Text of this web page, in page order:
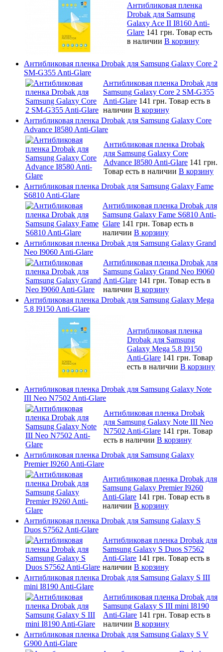
Антибликовая пленка
Drobak для Samsung
Galaxy Ace II I8160 Anti-
Glare 141 грн. Товар есть
в наличии В корзину
Антибликовая пленка Drobak для Samsung Galaxy Core 2
SM-G355 Anti-Glare
Антибликовая пленка Drobak для
Samsung Galaxy Core 2 SM-G355
Anti-Glare 141 грн. Товар есть в
наличии В корзину
Антибликовая пленка Drobak для Samsung Galaxy Core
Advance I8580 Anti-Glare
Антибликовая пленка Drobak
для Samsung Galaxy Core
Advance I8580 Anti-Glare 141 грн.
Товар есть в наличии В корзину
Антибликовая пленка Drobak для Samsung Galaxy Fame
S6810 Anti-Glare
Антибликовая пленка Drobak для
Samsung Galaxy Fame S6810 Anti-
Glare 141 грн. Товар есть в
наличии В корзину
Антибликовая пленка Drobak для Samsung Galaxy Grand
Neo I9060 Anti-Glare
Антибликовая пленка Drobak для
Samsung Galaxy Grand Neo I9060
Anti-Glare 141 грн. Товар есть в
наличии В корзину
Антибликовая пленка Drobak для Samsung Galaxy Mega
5.8 I9150 Anti-Glare
Антибликовая пленка
Drobak для Samsung
Galaxy Mega 5.8 I9150
Anti-Glare 141 грн. Товар
есть в наличии В корзину
Антибликовая пленка Drobak для Samsung Galaxy Note
III Neo N7502 Anti-Glare
Антибликовая пленка Drobak
для Samsung Galaxy Note III Neo
N7502 Anti-Glare 141 грн. Товар
есть в наличии В корзину
Антибликовая пленка Drobak для Samsung Galaxy
Premier I9260 Anti-Glare
Антибликовая пленка Drobak для
Samsung Galaxy Premier I9260
Anti-Glare 141 грн. Товар есть в
наличии В корзину
Антибликовая пленка Drobak для Samsung Galaxy S
Duos S7562 Anti-Glare
Антибликовая пленка Drobak для
Samsung Galaxy S Duos S7562
Anti-Glare 141 грн. Товар есть в
наличии В корзину
Антибликовая пленка Drobak для Samsung Galaxy S III
mini I8190 Anti-Glare
Антибликовая пленка Drobak для
Samsung Galaxy S III mini I8190
Anti-Glare 141 грн. Товар есть в
наличии В корзину
Антибликовая пленка Drobak для Samsung Galaxy S V
G900 Anti-Glare